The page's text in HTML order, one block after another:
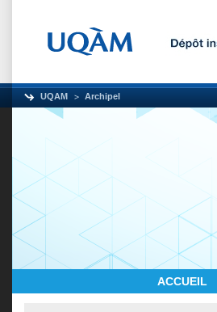
UQAM Archipel
ACCUEIL